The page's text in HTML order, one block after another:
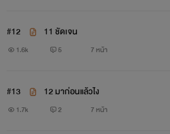
#12 11 ชัดเจน
1.6k 5 7 หน้า
#13 12 มาก่อนแล้วไง
1.7k 2 7 หน้า